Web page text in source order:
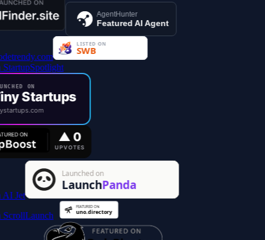
AgentHunter
Featured AI Agent
ON
Startups